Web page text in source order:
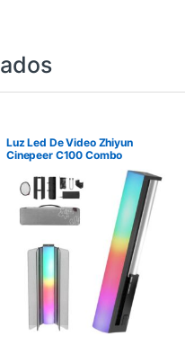
Luz Led De Video Zhiyun
Cinepeer C100 Combo